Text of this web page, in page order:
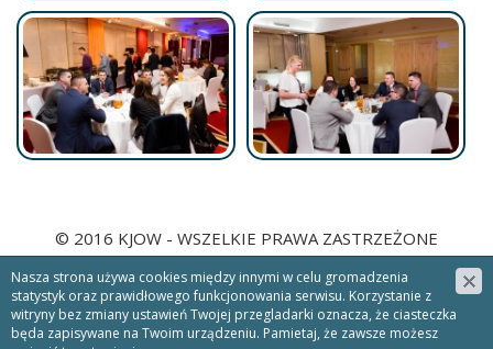
© 2016 KJOW - WSZELKIE PRAWA ZASTRZEŻONE
PROJEKT &CMS:WWW.ZSTUDIO.PL
NEWSLETTER
Zapisz się
Nasza strona używa cookies między innymi w celu gromadzenia
statystyk oraz prawidłowego funkcjonowania serwisu. Korzystanie z
witryny bez zmiany ustawień Twojej przegladarki oznacza, że ciasteczka
będa zapisywane na Twoim urządzeniu. Pamietaj, że zawsze możesz